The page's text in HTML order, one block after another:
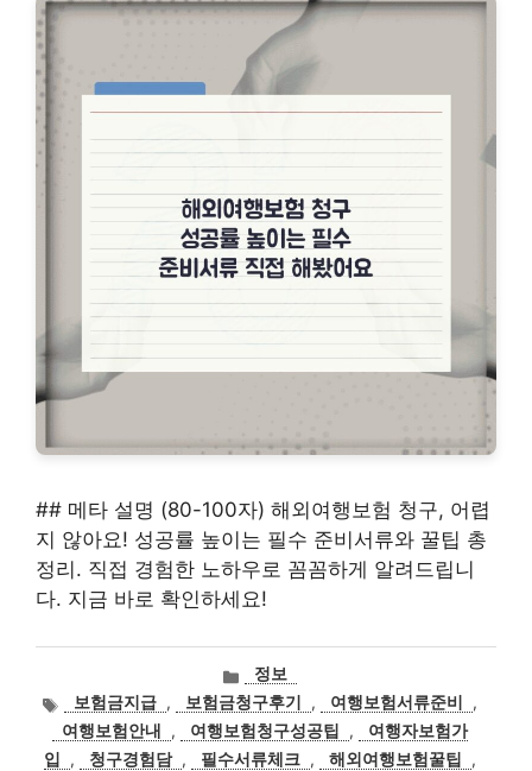
## 메타 설명 (80-100자) 해외여행보험 청구, 어렵
지 않아요! 성공률 높이는 필수 준비서류와 꿀팁 총
정리. 직접 경험한 노하우로 꼼꼼하게 알려드립니
다. 지금 바로 확인하세요!
카
테
고
리
정보
태
그
보험금지급 , 보험금청구후기 , 여행보험서류준비
,
여행보험안내
, 여행보험청구성공팁 ,
여행자보험가
입
, 청구경험담 , 필수서류체크 , 해외여행보험꿀팁
,